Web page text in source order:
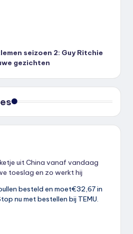
seizoen 2: Guy Ritchie
gezichten
uit China vanaf vandaag
toeslag en zo werkt hij
besteld en moet€32,67 in
nu met bestellen bij TEMU.